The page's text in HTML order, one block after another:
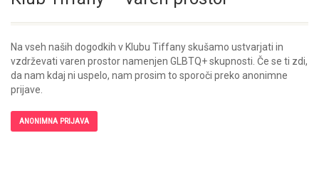
Na vseh naših dogodkih v Klubu Tiffany skušamo ustvarjati in
vzdrževati varen prostor namenjen GLBTQ+ skupnosti. Če se ti zdi,
da nam kdaj ni uspelo, nam prosim to sporoči preko anonimne
prijave.
ANONIMNA PRIJAVA